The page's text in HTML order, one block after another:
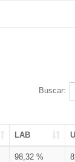
Buscar:
LAB
98,32 %